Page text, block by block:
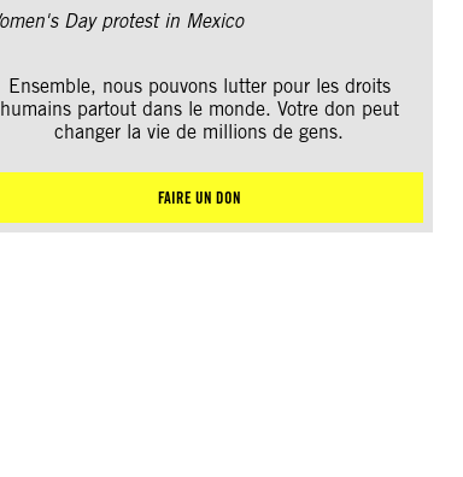
Ensemble, nous pouvons lutter pour les droits
humains partout dans le monde. Votre don peut
changer la vie de millions de gens.
FAIRE UN DON